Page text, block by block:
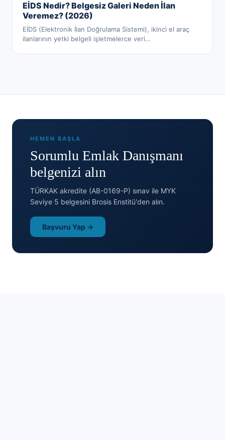
EİDS Nedir? Belgesiz Galeri Neden İlan
Veremez? (2026)
EİDS (Elektronik İlan Doğrulama Sistemi), ikinci el araç
ilanlarının yetki belgeli işletmelerce veri…
HEMEN BAŞLA
Sorumlu Emlak Danışmanı
belgenizi alın
TÜRKAK akredite (AB-0169-P) sınav ile MYK
Seviye 5 belgesini Brosis Enstitü'den alın.
Başvuru Yap →